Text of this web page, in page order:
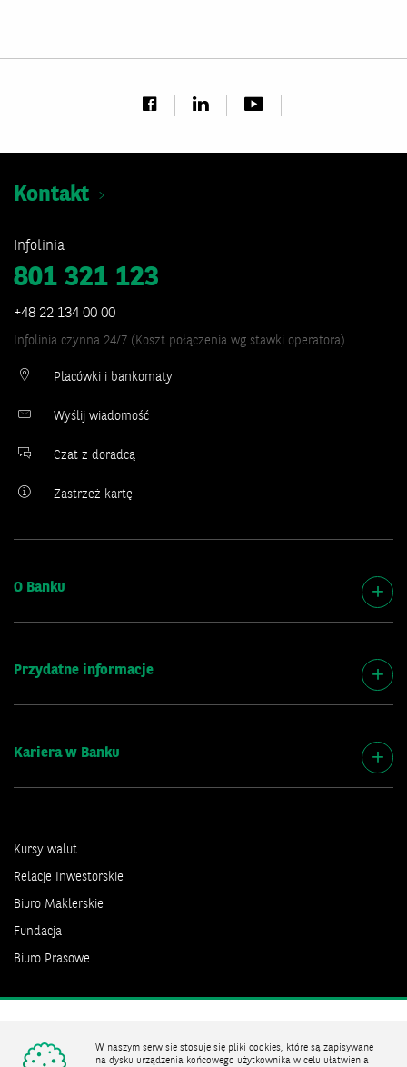
Kursy walut
Relacje Inwestorskie
Biuro Maklerskie
Fundacja
Biuro Prasowe
Kontakt
Infolinia
801 321 123
+48 22 134 00 00
Infolinia czynna 24/7 (Koszt połączenia wg stawki operatora)
Placówki i bankomaty
Wyślij wiadomość
Czat z doradcą
Zastrzeż kartę
O Banku
Przydatne informacje
Kariera w Banku
W naszym serwisie stosuje się pliki cookies, które są zapisywane
na dysku urządzenia końcowego użytkownika w celu ułatwienia